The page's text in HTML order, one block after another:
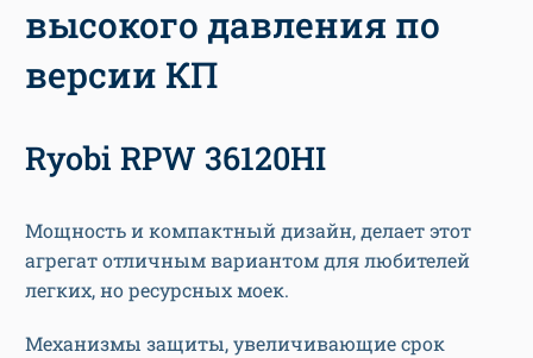
высокого давления по
версии КП
Ryobi RPW 36120HI
Мощность и компактный дизайн, делает этот
агрегат отличным вариантом для любителей
легких, но ресурсных моек.
Механизмы защиты, увеличивающие срок